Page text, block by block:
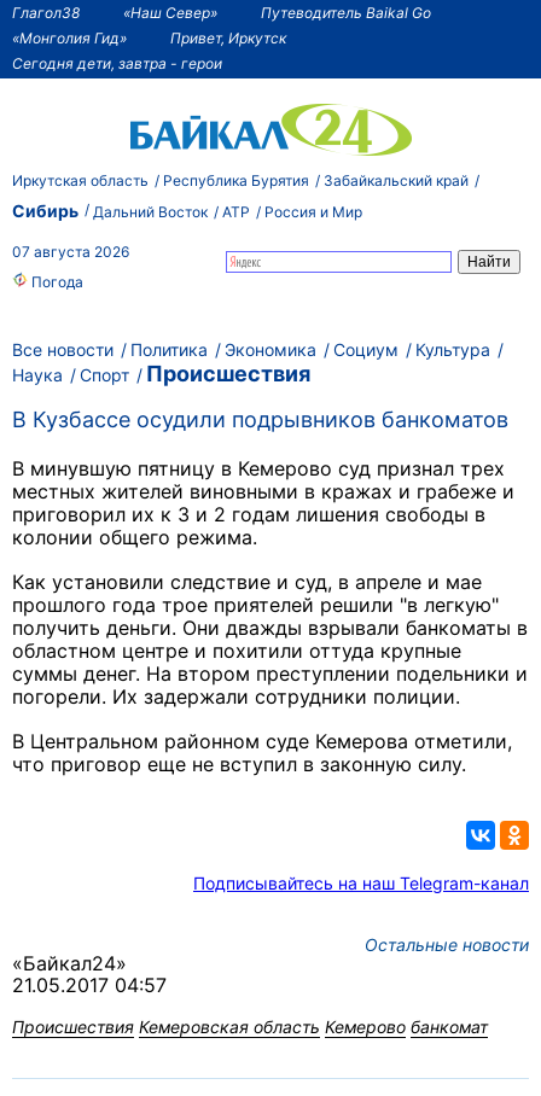
Глагол38 «Наш Север»
Путеводитель Baikal Go
«Монголия Гид»
Привет, Иркутск
Сегодня дети, завтра - герои
Иркутская область Республика Бурятия Забайкальский край
Сибирь Дальний Восток АТР Россия и Мир
07 августа 2026
Погода
Все новости Политика Экономика Социум
Культура
Наука
Спорт
Происшествия
В Кузбассе осудили подрывников банкоматов
В минувшую пятницу в Кемерово суд признал трех
местных жителей виновными в кражах и грабеже и
приговорил их к 3 и 2 годам лишения свободы в
колонии общего режима.
Как установили следствие и суд, в апреле и мае
прошлого года трое приятелей решили "в легкую"
получить деньги. Они дважды взрывали банкоматы в
областном центре и похитили оттуда крупные
суммы денег. На втором преступлении подельники и
погорели. Их задержали сотрудники полиции.
В Центральном районном суде Кемерова отметили,
что приговор еще не вступил в законную силу.
Подписывайтесь на наш Telegram-канал
Остальные новости
«Байкал24»
21.05.2017 04:57
Происшествия Кемеровская область Кемерово банкомат